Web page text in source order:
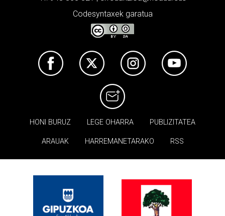
Codesyntaxek garatua
HONI BURUZ LEGE OHARRA PUBLIZITATEA
ARAUAK HARREMANETARAKO RSS